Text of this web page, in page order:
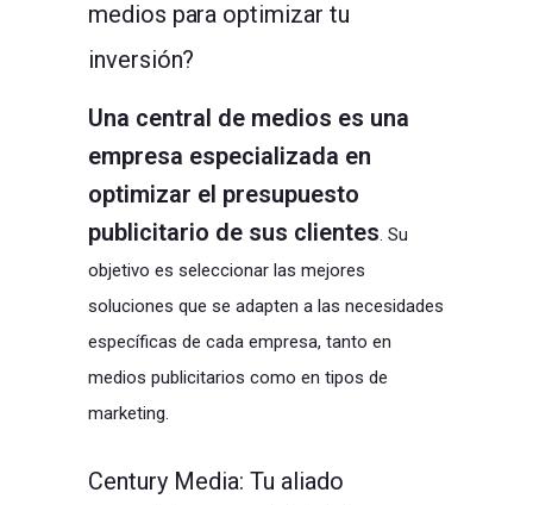
medios para optimizar tu
inversión?
Una central de medios es una
empresa especializada en
optimizar el presupuesto
publicitario de sus clientes. Su
objetivo es seleccionar las mejores
soluciones que se adapten a las necesidades
específicas de cada empresa, tanto en
medios publicitarios como en tipos de
marketing.
Century Media: Tu aliado